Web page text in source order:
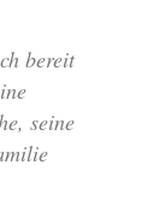
bereit
seine